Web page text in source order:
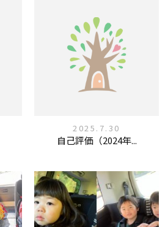
2025.7.30
自己評価（2024年...